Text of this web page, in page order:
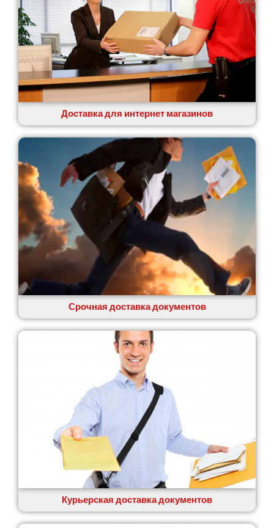
Синельниково
Славута
Славутич
Слобожанское
Смела
Софиевская Борщаговка
Сокольники
Солоницевка
Староконстантинов
Старые Петровцы
Стебник
Стоянка
Стрый
Сумы
Светловодск
Святопетровское
Тальное
Тарасовка
Тернополь
Терновка
Трусковец
Тульчин
Украинка
Умань
Великий Омеляник
Верхнеднепровск
Вита-Почтовая
Вольнянск
Вознесенск
Доставка для интернет магазинов
Срочная доставка документов
Курьерская доставка документов